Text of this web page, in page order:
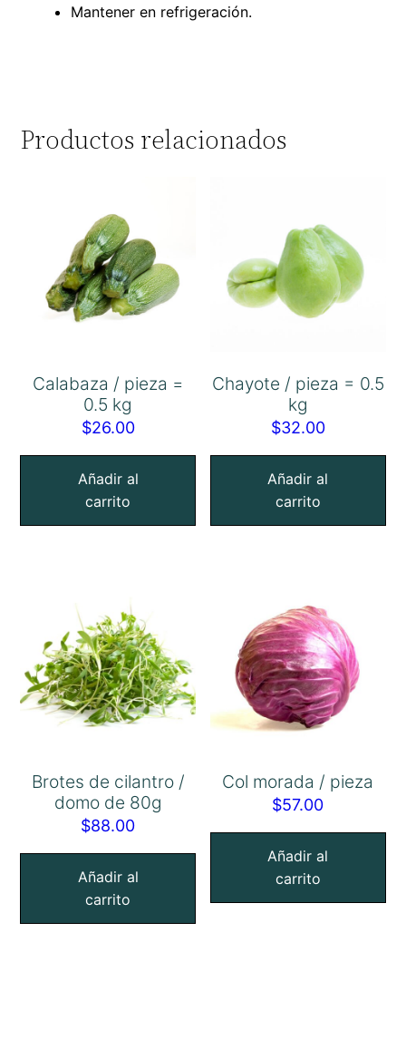
Mantener en refrigeración.
Productos relacionados
Calabaza / pieza =
0.5 kg
$26.00
Añadir al
carrito
Chayote / pieza = 0.5
kg
$32.00
Añadir al
carrito
Brotes de cilantro /
domo de 80g
$88.00
Añadir al
carrito
Col morada / pieza
$57.00
Añadir al
carrito